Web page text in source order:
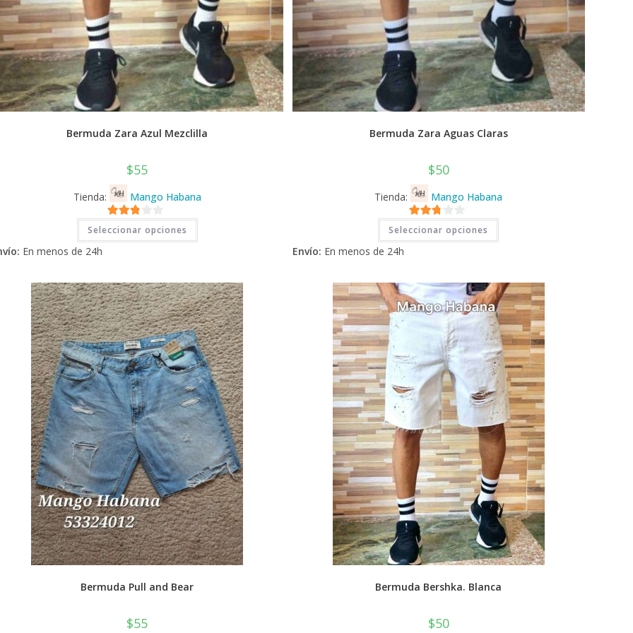
Bermuda Zara Azul Mezclilla
$55
Tienda: Mango Habana
2.71
de 5
Seleccionar opciones
Este
tiene
opciones
se
pueden
elegir
en
la
página
de
producto
En menos de 24h
Bermuda Zara Aguas Claras
$50
Tienda: Mango Habana
2.71
de 5
Seleccionar opciones
Este
tiene
opciones
se
pueden
elegir
en
la
página
de
producto
Envío: En menos de 24h
Bermuda Pull and Bear
$55
Bermuda Bershka. Blanca
$50